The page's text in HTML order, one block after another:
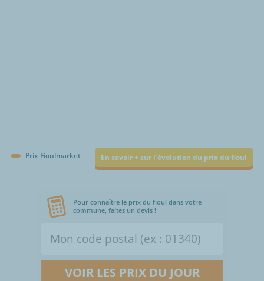
Prix Fioulmarket En savoir + sur l'évolution du prix du fioul
Pour connaître le prix du fioul dans votre
commune, faites un devis !
VOIR LES PRIX DU JOUR